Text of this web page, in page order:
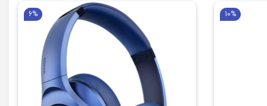
10%
فروش ویژه
6%